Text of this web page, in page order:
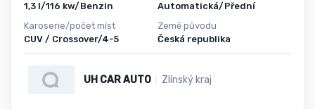
1,3 l/116 kw/Benzin
Karoserie/počet míst
CUV / Crossover/4-5
Automatická/Přední
Země původu
Česká republika
UH CAR AUTO Zlínský kraj